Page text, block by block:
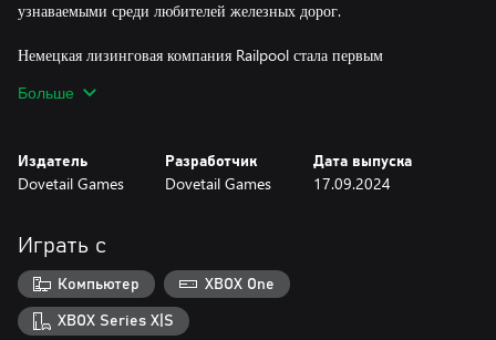
узнаваемыми среди любителей железных дорог.
Немецкая лизинговая компания Railpool стала первым
100 единиц (большинство из которых в многосистемном
тяжелых условий эксплуатации. Управляйте этим
ультрасовременным локомотивом, выполняя перевозки по
Больше
Издатель
Dovetail Games
Разработчик
Dovetail Games
Дата выпуска
17.09.2024
Играть с
Компьютер XBOX One
XBOX Series X|S